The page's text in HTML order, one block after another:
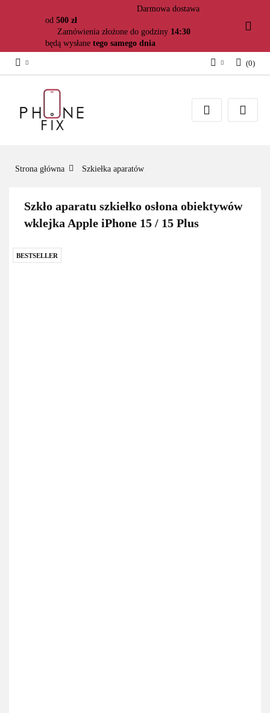
Darmowa dostawa
od 500 zł
Zamówienia złożone do godziny 14:30
będą wysłane tego samego dnia
Załóż konto
(0)
Strona główna Szkiełka aparatów
Szkło aparatu szkiełko osłona obiektywów
wklejka Apple iPhone 15 / 15 Plus
BESTSELLER